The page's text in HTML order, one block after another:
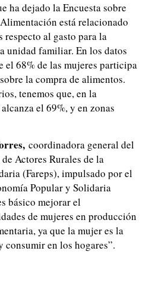
ha dejado la Encuesta sobre
está relacionado
respecto al gasto para la
unidad familiar. En los datos
el 68% de las mujeres participa
la compra de alimentos.
tenemos que, en la
el 69%, y en zonas
coordinadora general del
Actores Rurales de la
(Fareps), impulsado por el
Popular y Solidaria
básico mejorar el
de mujeres en producción
ya que la mujer es la
consumir en los hogares”.